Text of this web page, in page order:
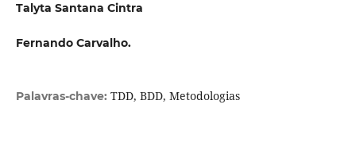
Talyta Santana Cintra
Fernando Carvalho.
Palavras-chave: TDD, BDD, Metodologias